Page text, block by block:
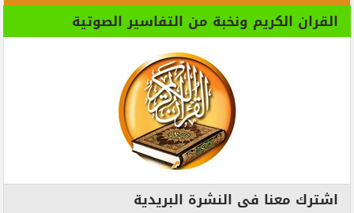
القران الكريم ونخبة من التفاسير الصوتية
اشترك معنا فى النشرة البريدية